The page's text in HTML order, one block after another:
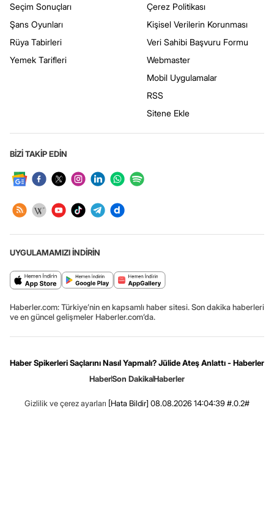
Seçim Sonuçları
Şans Oyunları
Rüya Tabirleri
Yemek Tarifleri
Çerez Politikası
Kişisel Verilerin Korunması
Veri Sahibi Başvuru Formu
Webmaster
Mobil Uygulamalar
RSS
Sitene Ekle
BİZİ TAKİP EDİN
UYGULAMAMIZI İNDİRİN
Haberler.com: Türkiye’nin en kapsamlı haber sitesi. Son dakika haberleri
ve en güncel gelişmeler Haberler.com’da.
Haber Spikerleri Saçlarını Nasıl Yapmalı? Jülide Ateş Anlattı - Haberler
HaberSon DakikaHaberler
Gizlilik ve çerez ayarları [Hata Bildir] 08.08.2026 14:04:39 #.0.2#